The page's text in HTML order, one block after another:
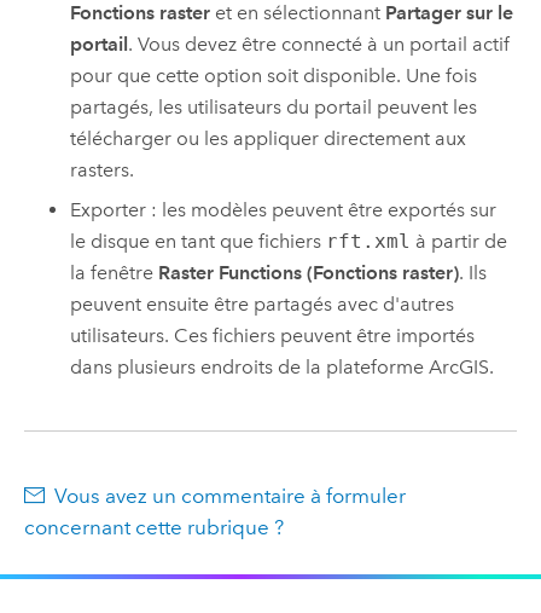
Fonctions raster et en sélectionnant Partager sur le
portail. Vous devez être connecté à un portail actif
pour que cette option soit disponible. Une fois
partagés, les utilisateurs du portail peuvent les
télécharger ou les appliquer directement aux
rasters.
Exporter : les modèles peuvent être exportés sur
le disque en tant que fichiers rft.xml à partir de
la fenêtre Raster Functions (Fonctions raster). Ils
peuvent ensuite être partagés avec d'autres
utilisateurs. Ces fichiers peuvent être importés
dans plusieurs endroits de la plateforme ArcGIS.
Vous avez un commentaire à formuler
concernant cette rubrique ?